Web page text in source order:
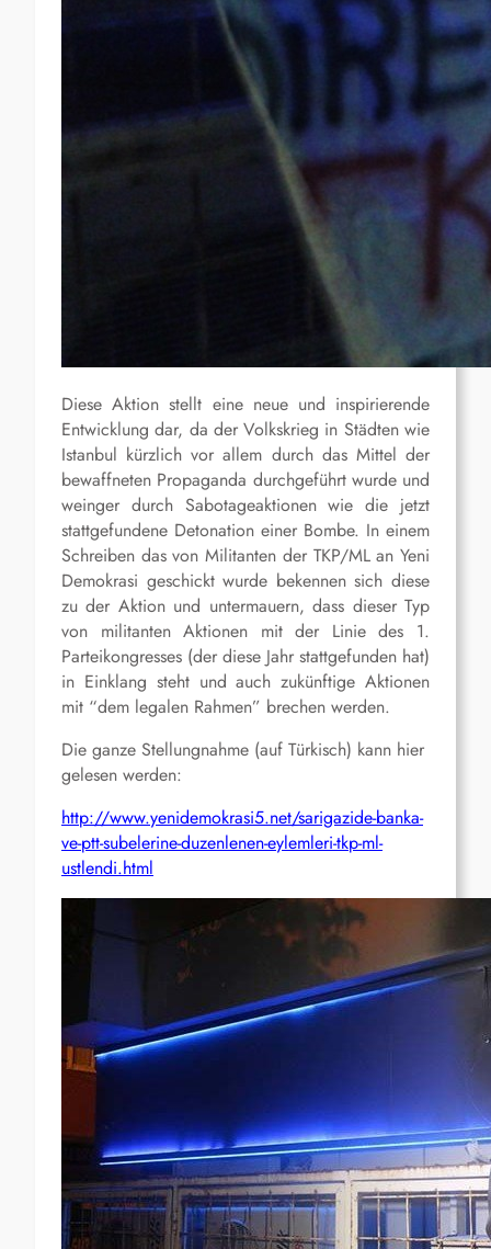
Diese Aktion stellt eine neue und inspirierende
Entwicklung dar, da der Volkskrieg in Städten wie
Istanbul kürzlich vor allem durch das Mittel der
bewaffneten Propaganda durchgeführt wurde und
weinger durch Sabotageaktionen wie die jetzt
stattgefundene Detonation einer Bombe. In einem
Schreiben das von Militanten der TKP/ML an Yeni
Demokrasi geschickt wurde bekennen sich diese
zu der Aktion und untermauern, dass dieser Typ
von militanten Aktionen mit der Linie des 1.
Parteikongresses (der diese Jahr stattgefunden hat)
in Einklang steht und auch zukünftige Aktionen
mit “dem legalen Rahmen” brechen werden.
Die ganze Stellungnahme (auf Türkisch) kann hier
gelesen werden:
http://www.yenidemokrasi5.net/sarigazide-banka-
ve-ptt-subelerine-duzenlenen-eylemleri-tkp-ml-
ustlendi.html